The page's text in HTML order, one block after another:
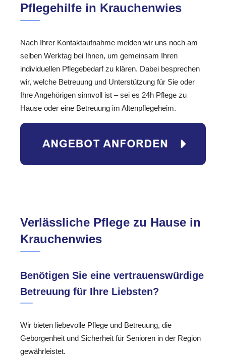
Pflegehilfe in Krauchenwies
Nach Ihrer Kontaktaufnahme melden wir uns noch am
selben Werktag bei Ihnen, um gemeinsam Ihren
individuellen Pflegebedarf zu klären. Dabei besprechen
wir, welche Betreuung und Unterstützung für Sie oder
Ihre Angehörigen sinnvoll ist – sei es 24h Pflege zu
Hause oder eine Betreuung im Altenpflegeheim.
Verlässliche Pflege zu Hause in
Krauchenwies
Benötigen Sie eine vertrauenswürdige
Betreuung für Ihre Liebsten?
Wir bieten liebevolle Pflege und Betreuung, die
Geborgenheit und Sicherheit für Senioren in der Region
gewährleistet.